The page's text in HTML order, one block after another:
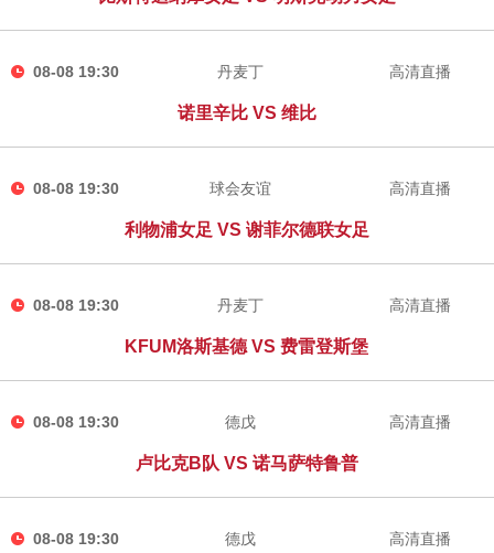
08-08 19:30 丹麦丁
诺里辛比 VS 维比
高清直播
08-08 19:30 球会友谊
利物浦女足 VS 谢菲尔德联女足
高清直播
08-08 19:30 丹麦丁
KFUM洛斯基德 VS 费雷登斯堡
高清直播
08-08 19:30 德戊
卢比克B队 VS 诺马萨特鲁普
高清直播
08-08 19:30 德戊 高清直播